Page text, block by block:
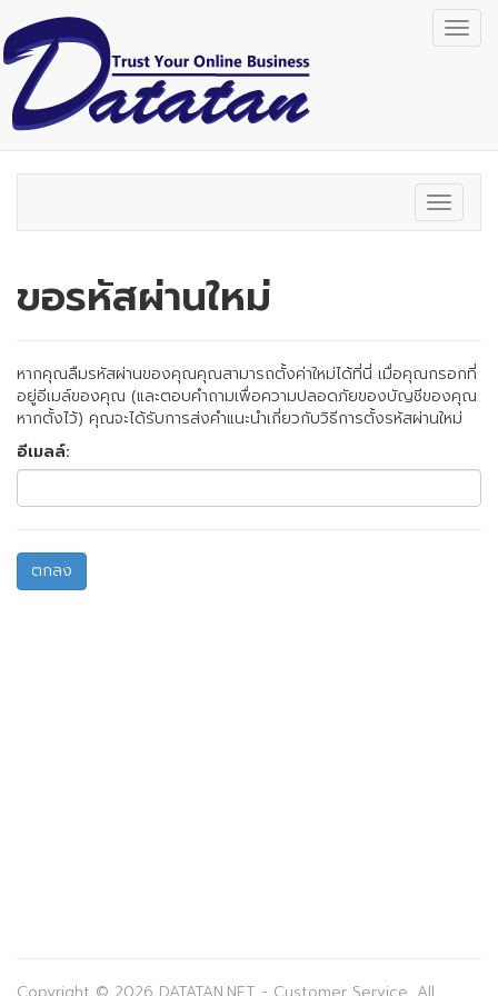
Toggle
ขอรหัสผ่านใหม่
หากคุณลืมรหัสผ่านของคุณคุณสามารถตั้งค่าใหม่ได้ที่นี่ เมื่อคุณกรอกที่
อยู่อีเมล์ของคุณ (และตอบคำถามเพื่อความปลอดภัยของบัญชีของคุณ
หากตั้งไว้) คุณจะได้รับการส่งคำแนะนำเกี่ยวกับวิธีการตั้งรหัสผ่านใหม่
อีเมลล์:
ตกลง